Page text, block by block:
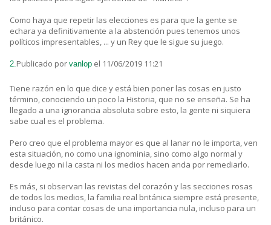
Como haya que repetir las elecciones es para que la gente se
echara ya definitivamente a la abstención pues tenemos unos
políticos impresentables, ... y un Rey que le sigue su juego.
2. Publicado por vanlop el 11/06/2019 11:21
Tiene razón en lo que dice y está bien poner las cosas en justo
término, conociendo un poco la Historia, que no se enseña. Se ha
llegado a una ignorancia absoluta sobre esto, la gente ni siquiera
sabe cual es el problema.
Pero creo que el problema mayor es que al lanar no le importa, ven
esta situación, no como una ignominia, sino como algo normal y
desde luego ni la casta ni los medios hacen anda por remediarlo.
Es más, si observan las revistas del corazón y las secciones rosas
de todos los medios, la familia real británica siempre está presente,
incluso para contar cosas de una importancia nula, incluso para un
británico.